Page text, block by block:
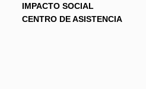
IMPACTO SOCIAL
CENTRO DE ASISTENCIA